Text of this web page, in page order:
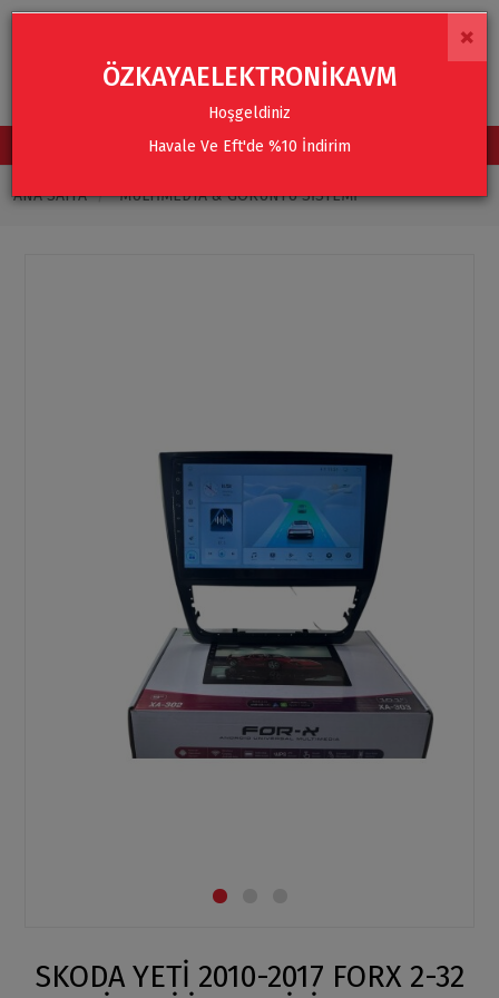
TÜM KATEGORİLER
ANA SAYFA MULTIMEDYA & GÖRÜNTÜ SISTEMI
SKODA YETİ 2010-2017 FORX 2-32
×
ÖZKAYAELEKTRONİKAVM
Hoşgeldiniz
Havale Ve Eft'de %10 İndirim